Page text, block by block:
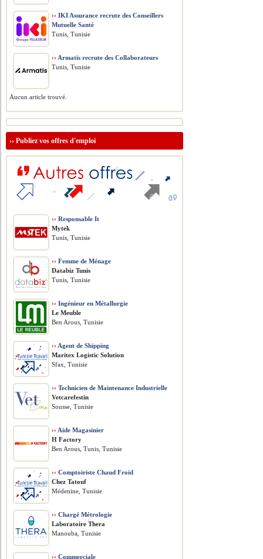
›› IKI Assurance recrute des Conseillers
Mutuelle Santé
Tunis, Tunisie
›› Armatis recrute des Collaborateurs
Tunis, Tunisie
Aucun article trouvé.
››Publiez vos offres d'emploi
›› Responsable It
Mytek
Tunis, Tunisie
›› Femme de Ménage
Databiz Tunis
Tunis, Tunisie
›› Ingénieur en Métallurgie
Le Meuble
Ben Arous, Tunisie
›› Agent de Shipping
Maritex Logistic Solution
Sfax, Tunisie
›› Technicien de Maintenance Industrielle
Vetcarefestin
Sousse, Tunisie
›› Aide Magasinier
H Factory
Ben Arous, Tunis, Tunisie
›› Comptoiriste Chaud Froid
Chez Tatouf
Médenine, Tunisie
›› Chargé Métrologie
Laboratoire Thera
Manouba, Tunisie
›› Commerciale